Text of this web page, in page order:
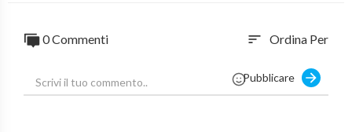
0 Commenti sort Ordina Per
Pubblicare